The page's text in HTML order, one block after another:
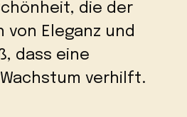
die der
von Eleganz und
dass eine
verhilft.